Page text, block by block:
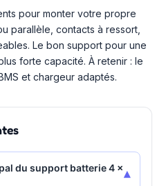
pour monter votre propre
parallèle, contacts à ressort,
Le bon support pour une
forte capacité. À retenir : le
et chargeur adaptés.
du support batterie 4 x
▾